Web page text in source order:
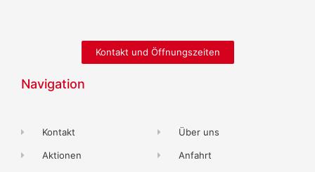
Kontakt und Öffnungszeiten
Navigation
Kontakt
Aktionen
Über uns
Anfahrt